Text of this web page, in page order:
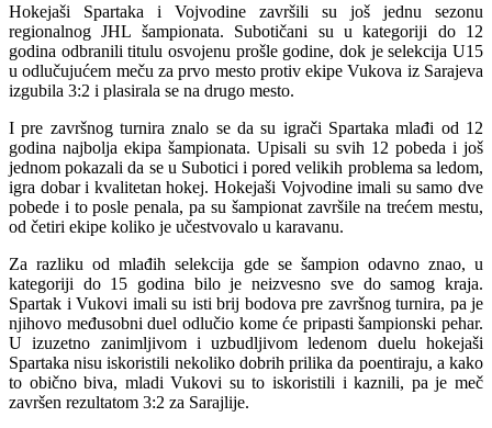
Hokejaši Spartaka i Vojvodine završili su još jednu sezonu
regionalnog JHL šampionata. Subotičani su u kategoriji do 12
godina odbranili titulu osvojenu prošle godine, dok je selekcija U15
u odlučujućem meču za prvo mesto protiv ekipe Vukova iz Sarajeva
izgubila 3:2 i plasirala se na drugo mesto.
I pre završnog turnira znalo se da su igrači Spartaka mlađi od 12
godina najbolja ekipa šampionata. Upisali su svih 12 pobeda i još
jednom pokazali da se u Subotici i pored velikih problema sa ledom,
igra dobar i kvalitetan hokej. Hokejaši Vojvodine imali su samo dve
pobede i to posle penala, pa su šampionat završile na trećem mestu,
od četiri ekipe koliko je učestvovalo u karavanu.
Za razliku od mlađih selekcija gde se šampion odavno znao, u
kategoriji do 15 godina bilo je neizvesno sve do samog kraja.
Spartak i Vukovi imali su isti brij bodova pre završnog turnira, pa je
njihovo međusobni duel odlučio kome će pripasti šampionski pehar.
U izuzetno zanimljivom i uzbudljivom ledenom duelu hokejaši
Spartaka nisu iskoristili nekoliko dobrih prilika da poentiraju, a kako
to obično biva, mladi Vukovi su to iskoristili i kaznili, pa je meč
završen rezultatom 3:2 za Sarajlije.